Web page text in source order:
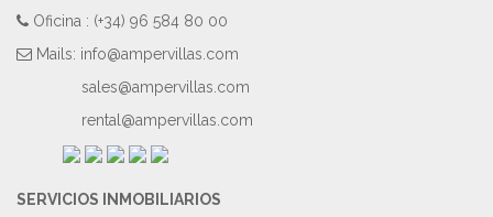
Oficina : (+34) 96 584 80 00
Mails: info@ampervillas.com
sales@ampervillas.com
rental@ampervillas.com
SERVICIOS INMOBILIARIOS